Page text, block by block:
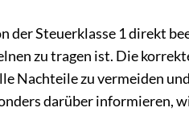
der Steuerklasse 1 direkt
zu tragen ist. Die
Nachteile zu vermeiden
darüber informieren,